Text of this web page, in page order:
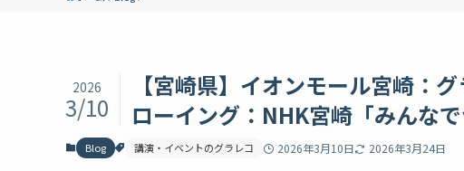
【宮崎県】イオンモール宮崎：
ローイング：NHK宮崎「みんなで
2026
3/10
Blog 講演・イベントのグラレコ 2026年3月10日 2026年3月24日